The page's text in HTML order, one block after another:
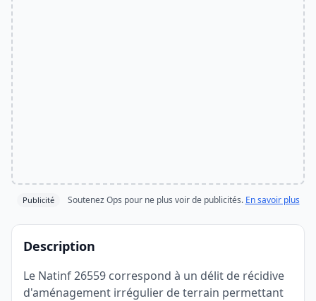
Publicité Soutenez Ops pour ne plus voir de publicités. En savoir plus
Description
Le Natinf 26559 correspond à un délit de récidive
d'aménagement irrégulier de terrain permettant